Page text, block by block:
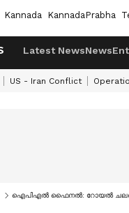
Kannada KannadaPrabha
Latest NewsNews
US - Iran Conflict
ഐപിഎല്‍ ഫൈനല്‍: റോയല്‍